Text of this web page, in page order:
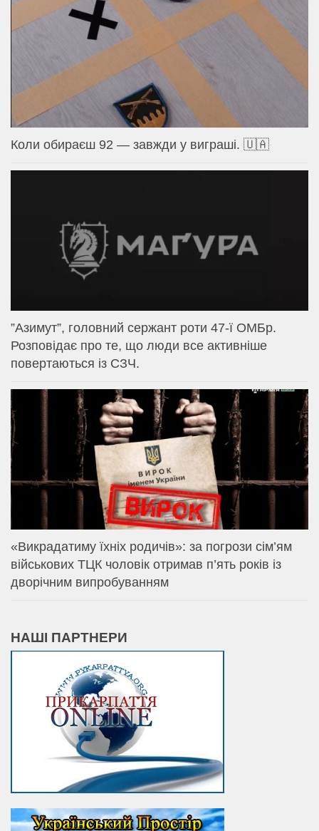
Коли обираєш 92 — завжди у виграші. 🇺🇦
⁨”Азимут”, головний сержант роти 47-ї ОМБр.
Розповідає про те, що люди все активніше
повертаються із СЗЧ.
«Викрадатиму їхніх родичів»: за погрози сім’ям
військових ТЦК чоловік отримав п’ять років із
дворічним випробуванням
НАШІ ПАРТНЕРИ